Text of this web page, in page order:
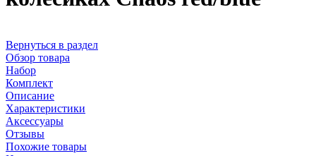
Вернуться в раздел
Обзор товара
Набор
Комплект
Описание
Характеристики
Аксессуары
Отзывы
Похожие товары